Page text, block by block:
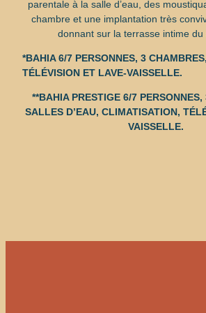
parentale à la salle d’eau, des
chambre et une implantation très
donnant sur la terrasse intime du
*BAHIA 6/7 PERSONNES, 3
TÉLÉVISION ET LAVE-VAISSELLE.
**BAHIA PRESTIGE 6/7
SALLES D’EAU, CLIMATISATION,
VAISSELLE.